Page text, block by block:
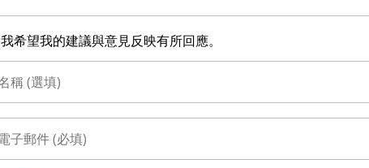
我希望我的建議與意見反映有所回應。